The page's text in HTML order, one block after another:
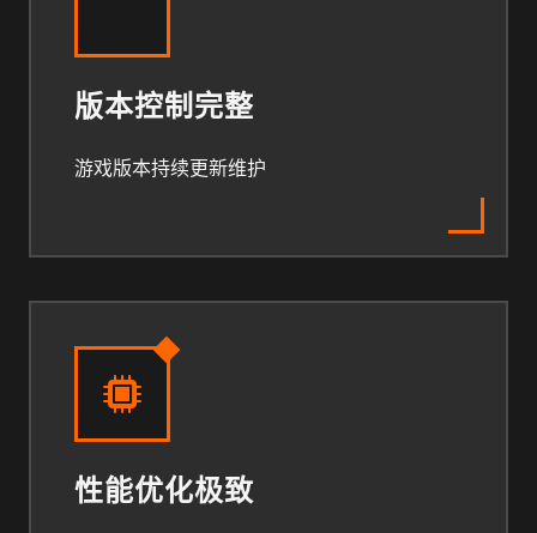
版本控制完整
游戏版本持续更新维护
性能优化极致